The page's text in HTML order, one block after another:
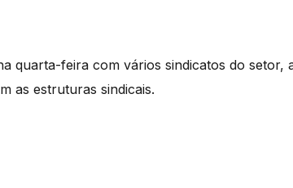
quarta-feira com vários sindicatos do setor,
as estruturas sindicais.